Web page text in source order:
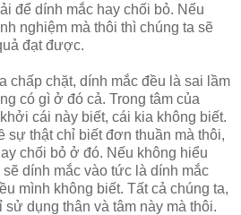
để dính mắc hay chối bỏ. Nếu
nghiệm mà thôi thì chúng ta sẽ
đạt được.
chấp chặt, dính mắc đều là sai lầm
có gì ở đó cả. Trong tâm của
cái này biết, cái kia không biết.
sự thật chỉ biết đơn thuần mà thôi,
chối bỏ ở đó. Nếu không hiểu
dính mắc vào tức là dính mắc
mình không biết. Tất cả chúng ta,
dụng thân và tâm này mà thôi.